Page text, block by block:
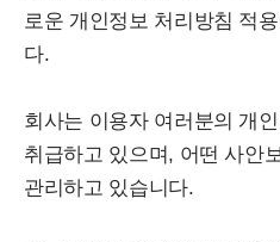
로운 개인정보 처리방침 적
다.
회사는 이용자 여러분의 개
취급하고 있으며, 어떤 사안
관리하고 있습니다.